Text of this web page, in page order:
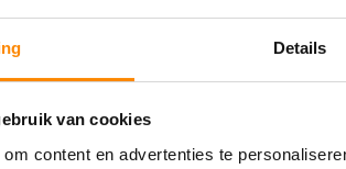
Details
van cookies
content en advertenties te
2.000 mm
17.200 mm
2.400 mm